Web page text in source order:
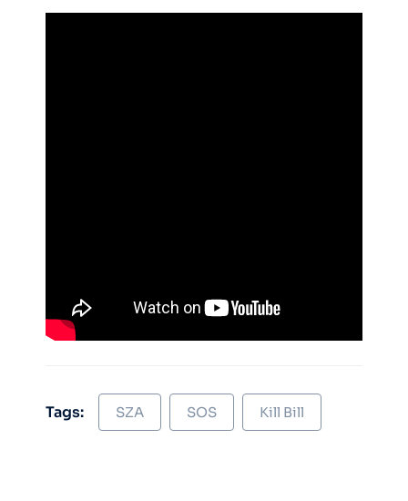
Tags: SZA SOS Kill Bill